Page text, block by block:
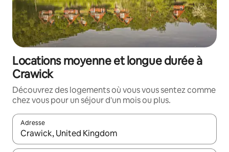
Locations moyenne et longue durée à
Crawick
Découvrez des logements où vous vous sentez comme
chez vous pour un séjour d'un mois ou plus.
Adresse
Lorsque les résultats s'affichent, utilisez les flèches vers le